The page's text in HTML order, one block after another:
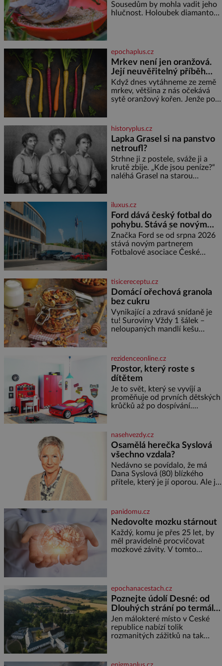
kakao na posypání Postup:
Oddělte žloutky od bílků.
vznikl hladký
Sousedům by mohla vadit jeho
hlučnost. Holoubek diamantový
chovatele začátečníky. Jedná
se o nenáročného klidného
ptáčka, který většinu dne jen
posedává. Hodně času tráví na
zemi, kde sbírá zbytky semínek
Jeho domovinou je prakticky
celá Austrálie s výjimkou
pobřežní oblasti.
epochaplus.cz
Mrkev není jen oranžová.
Její neuvěřitelný příběh
začíná fialovou barvou
Když dnes vytáhneme ze země
mrkev, většina z nás očekává
sytě oranžový kořen. Jenže po
oranžová. Je fialová, žlutá, bílá,
někdy dokonce téměř černá. Až
díky stovkám let pečlivého
šlechtění se z ní stává zelenina,
bez které si českou zahradu ani
nedokážeme představit. Její
příběh je
historyplus.cz
Lapka Grasel si na panstvo
netroufl?
Strhne ji z postele, sváže ji a
krutě zbije. „Kde jsou peníze?“
naléhá Grasel na starou
nemůže, protože žádné nemá,
spokojí se lupič s několika
měďáky a štůčky látky. Zraněná
žena pár dní nato umírá. Je to
muž nebývale krutý. Jeho činy
budí hrůzu ještě dlouho po jeho
smrti
iluxus.cz
Ford dává český fotbal do
pohybu. Stává se novým
partnerem FAČR
Značka Ford se od srpna 2026
stává novým partnerem
Fotbalové asociace České
asociace, reprezentačních týmů
i českého fotbalu v regionech.
Partner
tisicereceptu.cz
Domácí ořechová granola
bez cukru
Vynikající a zdravá snídaně je
tu! Suroviny Vždy 1 šálek –
neloupaných mandlí kešu
semínek dýně rozinek 3 šálky
ovesných vloček 1 lžíce mlet
rezidenceonline.cz
Prostor, který roste s
dítětem
Je to svět, který se vyvíjí a
proměňuje od prvních dětských
krůčků až po dospívání.
soustředění i odpočinek a
reaguje na každou etapu života
a specifické potřeby dítěte. Pro
nejmenší je klíčová
jednoduchost, měkkost a
bezpečí, proto by pokoj
miminka měl působit především
nasehvezdy.cz
Osamělá herečka Syslová
všechno vzdala?
Nedávno se povídalo, že má
Dana Syslová (80) blízkého
přítele, který je jí oporou. Ale je
častěji mluví o svém odchodu.
Dohnala ji snad samota? Půs
panidomu.cz
Nedovolte mozku stárnout
Každý, komu je přes 25 let, by
měl pravidelně procvičovat
mozkové závity. V tomto
marně v paměti lovíte název
knížky, kterou jste nedávno
přečetli. Je to opravdu tak, s
věkem jako kdyby se paměť
rozhodla stávkovat. Cvičte
epochanacestach.cz
Poznejte údolí Desné: od
Dlouhých strání po termální
prameny
Jen málokteré místo v České
republice nabízí tolik
rozmanitých zážitků na tak
jediného dne můžete